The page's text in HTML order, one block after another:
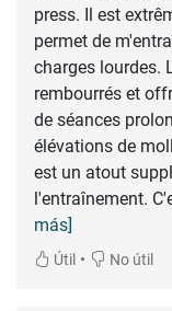
press. Il est
permet de
charges lourdes.
rembourrés et
de séances
élévations de
est un atout
l'entraînement.
más]
Útil • No útil